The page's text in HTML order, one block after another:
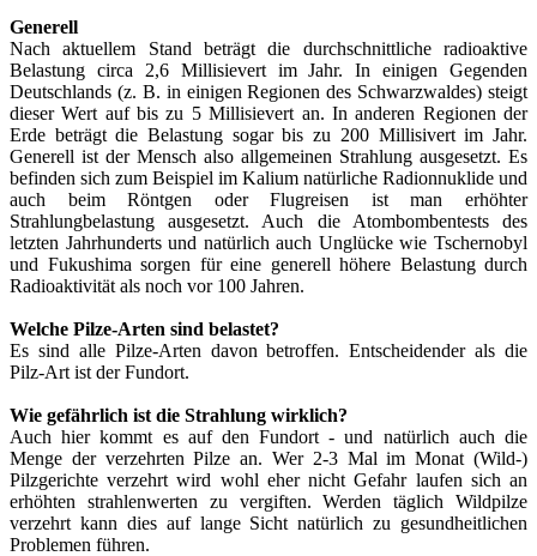
Generell
Nach aktuellem Stand beträgt die durchschnittliche radioaktive
Belastung circa 2,6 Millisievert im Jahr. In einigen Gegenden
Deutschlands (z. B. in einigen Regionen des Schwarzwaldes) steigt
dieser Wert auf bis zu 5 Millisievert an. In anderen Regionen der
Erde beträgt die Belastung sogar bis zu 200 Millisivert im Jahr.
Generell ist der Mensch also allgemeinen Strahlung ausgesetzt. Es
befinden sich zum Beispiel im Kalium natürliche Radionnuklide und
auch beim Röntgen oder Flugreisen ist man erhöhter
Strahlungbelastung ausgesetzt. Auch die Atombombentests des
letzten Jahrhunderts und natürlich auch Unglücke wie Tschernobyl
und Fukushima sorgen für eine generell höhere Belastung durch
Radioaktivität als noch vor 100 Jahren.
Welche Pilze-Arten sind belastet?
Es sind alle Pilze-Arten davon betroffen. Entscheidender als die
Pilz-Art ist der Fundort.
Wie gefährlich ist die Strahlung wirklich?
Auch hier kommt es auf den Fundort - und natürlich auch die
Menge der verzehrten Pilze an. Wer 2-3 Mal im Monat (Wild-)
Pilzgerichte verzehrt wird wohl eher nicht Gefahr laufen sich an
erhöhten strahlenwerten zu vergiften. Werden täglich Wildpilze
verzehrt kann dies auf lange Sicht natürlich zu gesundheitlichen
Problemen führen.